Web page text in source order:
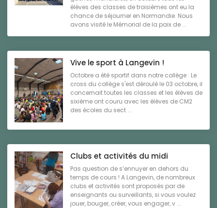
élèves des classes de troisièmes ont eu la
chance de séjourner en Normandie. Nous
avons visité le Mémorial de la paix de ...
Vive le sport à Langevin !
Octobre a été sportif dans notre collège : Le
cross du collège s'est déroulé le 03 octobre, il
concernait toutes les classes et les élèves de
sixième ont couru avec les élèves de CM2
des écoles du sect ...
Clubs et activités du midi
Pas question de s’ennuyer en dehors du
temps de cours ! A Langevin, de nombreux
clubs et activités sont proposés par de
enseignants ou surveillants, si vous voulez
jouer, bouger, créer, vous engager, v ...